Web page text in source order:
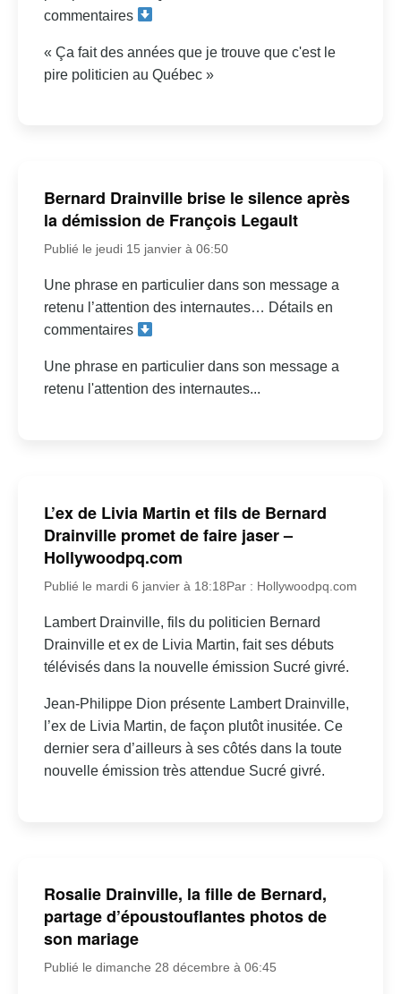
commentaires
« Ça fait des années que je trouve que c'est le
pire politicien au Québec »
Bernard Drainville brise le silence après
la démission de François Legault
Publié le jeudi 15 janvier à 06:50
Une phrase en particulier dans son message a
retenu l’attention des internautes… Détails en
commentaires
Une phrase en particulier dans son message a
retenu l'attention des internautes...
L’ex de Livia Martin et fils de Bernard
Drainville promet de faire jaser –
Hollywoodpq.com
Publié le mardi 6 janvier à 18:18Par : Hollywoodpq.com
Lambert Drainville, fils du politicien Bernard
Drainville et ex de Livia Martin, fait ses débuts
télévisés dans la nouvelle émission Sucré givré.
Jean-Philippe Dion présente Lambert Drainville,
l’ex de Livia Martin, de façon plutôt inusitée. Ce
dernier sera d’ailleurs à ses côtés dans la toute
nouvelle émission très attendue Sucré givré.
Rosalie Drainville, la fille de Bernard,
partage d’époustouflantes photos de
son mariage
Publié le dimanche 28 décembre à 06:45